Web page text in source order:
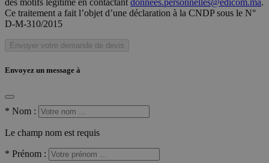
des motifs légitime en contactant donnees.personnelles@edicom.ma.
Ce traitement a fait l’objet d’une déclaration à la CNDP sous le N°
D-M-310/2015
Envoyer votre demande de devis
Envoyez un message à
* Nom :
Le champ nom est requis
* Prénom :